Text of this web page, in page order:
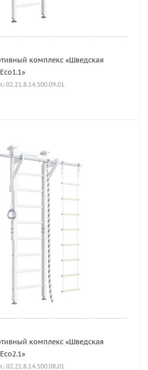
комплекс «Шведская
02.21.8.14.500.09.01
комплекс «Шведская
02.21.8.14.500.08.01